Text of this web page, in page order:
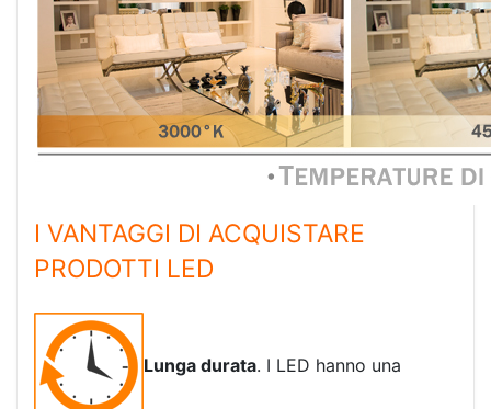
I VANTAGGI DI ACQUISTARE
PRODOTTI LED
Lunga durata. I LED hanno una